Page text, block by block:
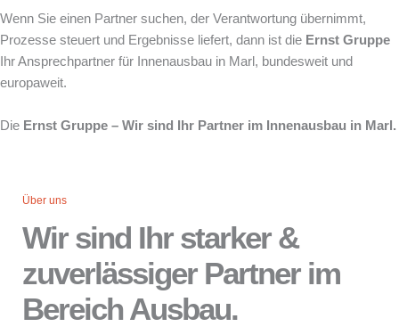
Wenn Sie einen Partner suchen, der Verantwortung übernimmt,
Prozesse steuert und Ergebnisse liefert, dann ist die Ernst Gruppe
Ihr Ansprechpartner für Innenausbau in Marl, bundesweit und
europaweit.
Die Ernst Gruppe – Wir sind Ihr Partner im Innenausbau in Marl.
Über uns
Wir sind Ihr starker &
zuverlässiger Partner im
Bereich Ausbau.